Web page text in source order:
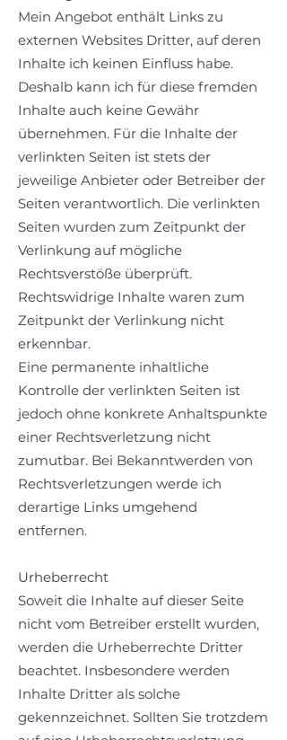
Mein Angebot enthält Links zu
externen Websites Dritter, auf deren
Inhalte ich keinen Einfluss habe.
Deshalb kann ich für diese fremden
Inhalte auch keine Gewähr
übernehmen. Für die Inhalte der
verlinkten Seiten ist stets der
jeweilige Anbieter oder Betreiber der
Seiten verantwortlich. Die verlinkten
Seiten wurden zum Zeitpunkt der
Verlinkung auf mögliche
Rechtsverstöße überprüft.
Rechtswidrige Inhalte waren zum
Zeitpunkt der Verlinkung nicht
erkennbar.
Eine permanente inhaltliche
Kontrolle der verlinkten Seiten ist
jedoch ohne konkrete Anhaltspunkte
einer Rechtsverletzung nicht
zumutbar. Bei Bekanntwerden von
Rechtsverletzungen werde ich
derartige Links umgehend
entfernen.
Urheberrecht
Soweit die Inhalte auf dieser Seite
nicht vom Betreiber erstellt wurden,
werden die Urheberrechte Dritter
beachtet. Insbesondere werden
Inhalte Dritter als solche
gekennzeichnet. Sollten Sie trotzdem